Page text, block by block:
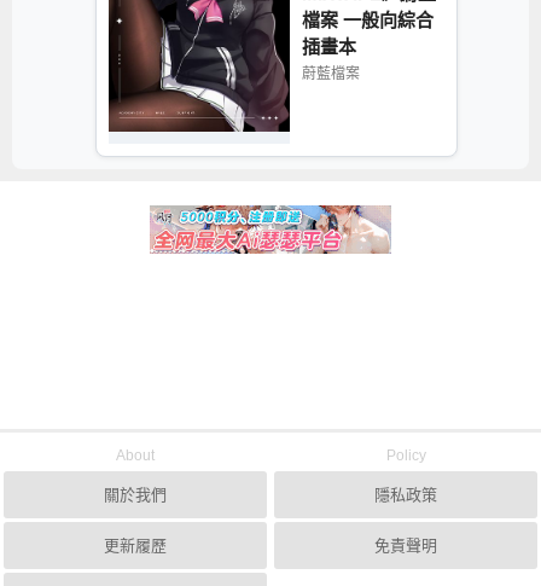
檔案 一般向綜合
插畫本
蔚藍檔案
About
關於我們
更新履歷
Policy
隱私政策
免責聲明